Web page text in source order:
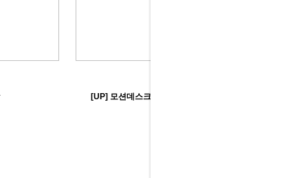
[UP] 모션데스크 일자/탑형 책상- 풀 스크린 포함